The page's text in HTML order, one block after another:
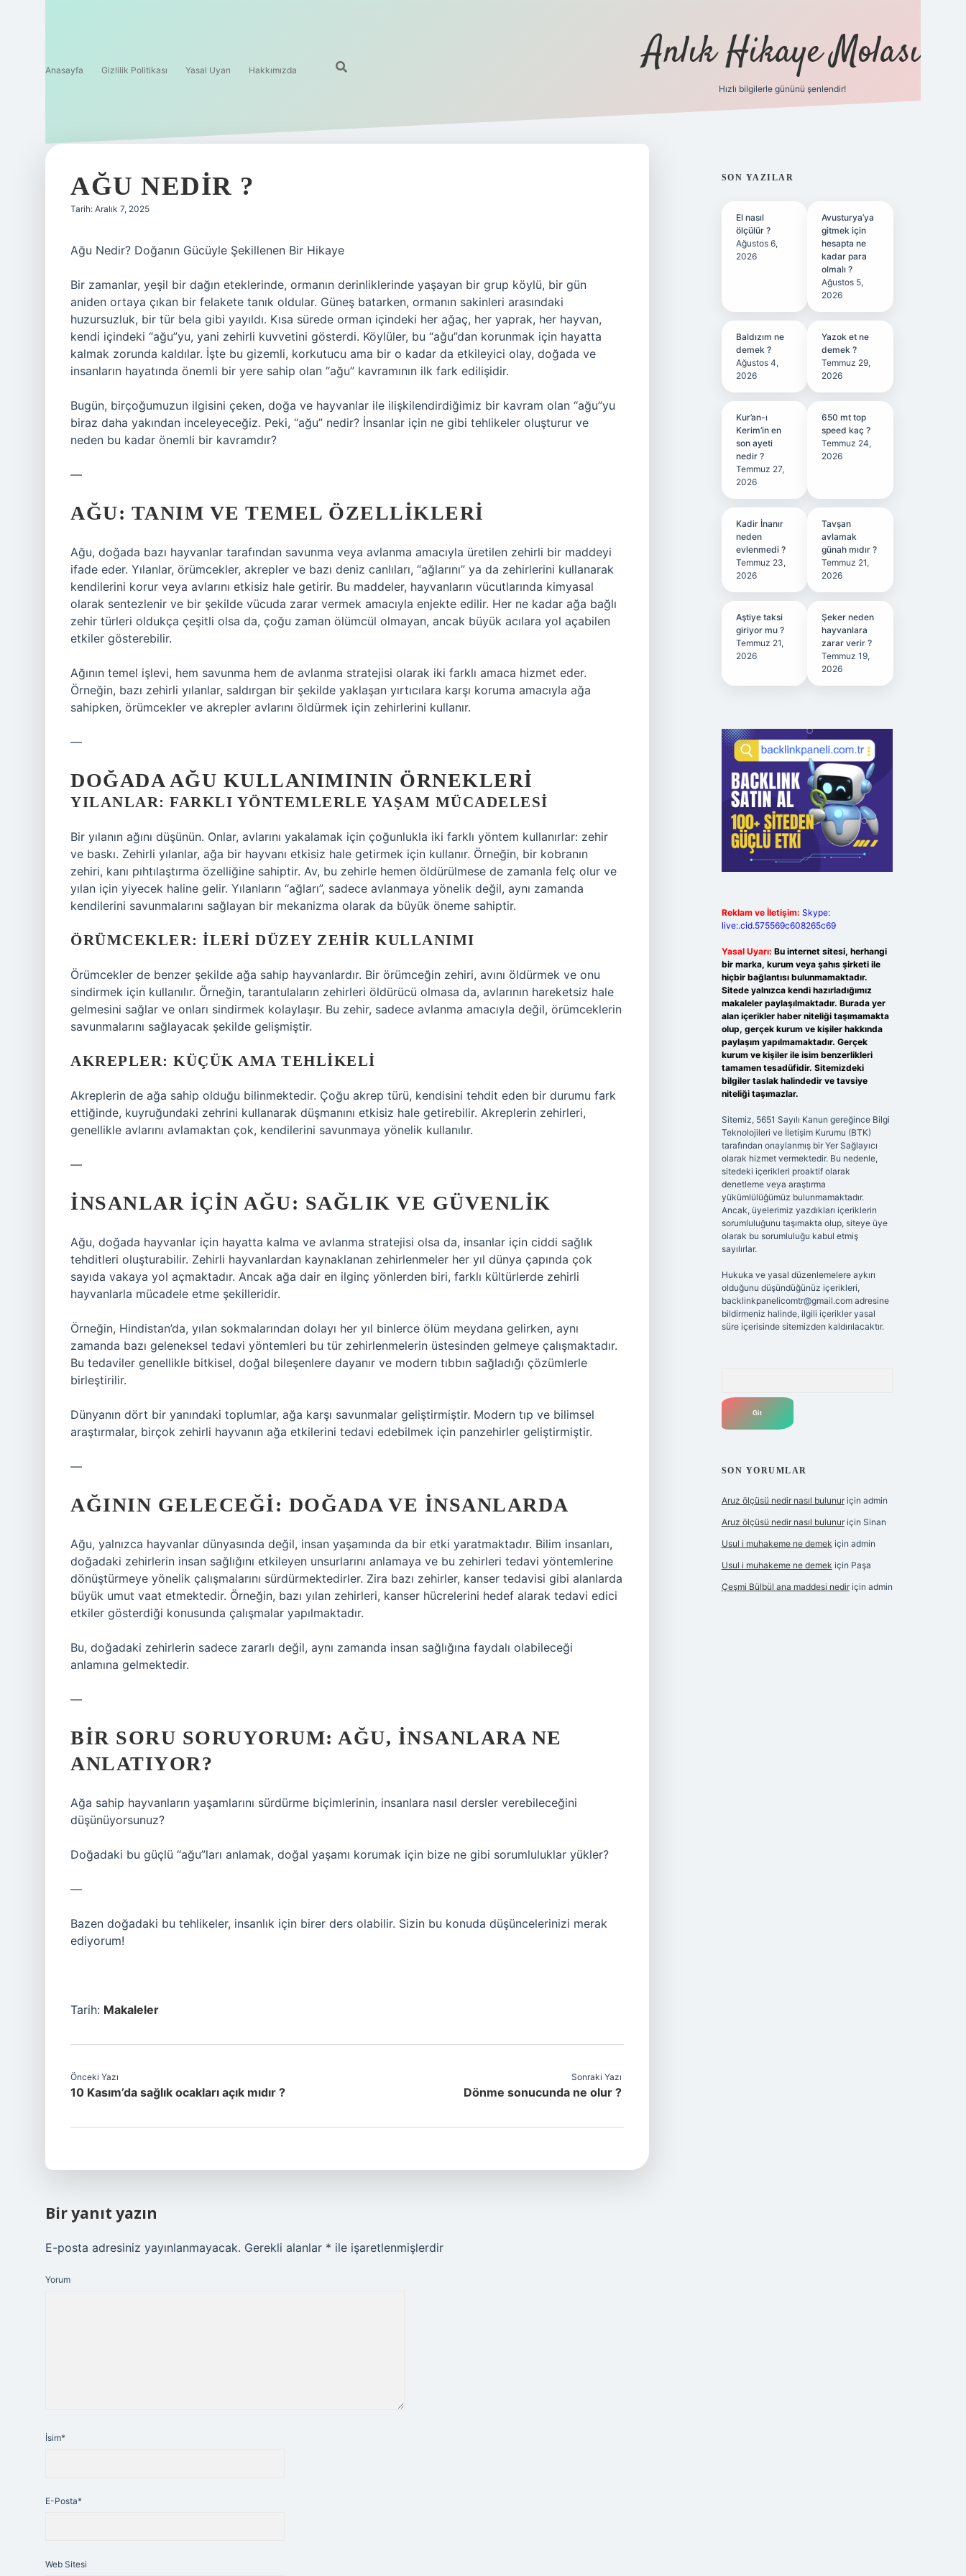
Anasayfa Gizlilik Politikası Yasal Uyarı Hakkımızda Anlık Hikaye Molası
Hızlı bilgilerle gününü şenlendir!
AĞU NEDIR ?
Tarih: Aralık 7, 2025
Ağu Nedir? Doğanın Gücüyle Şekillenen Bir Hikaye
Bir zamanlar, yeşil bir dağın eteklerinde, ormanın derinliklerinde yaşayan bir grup köylü, bir gün
aniden ortaya çıkan bir felakete tanık oldular. Güneş batarken, ormanın sakinleri arasındaki
huzursuzluk, bir tür bela gibi yayıldı. Kısa sürede orman içindeki her ağaç, her yaprak, her hayvan,
kendi içindeki “ağu”yu, yani zehirli kuvvetini gösterdi. Köylüler, bu “ağu”dan korunmak için hayatta
kalmak zorunda kaldılar. İşte bu gizemli, korkutucu ama bir o kadar da etkileyici olay, doğada ve
insanların hayatında önemli bir yere sahip olan “ağu” kavramının ilk fark edilişidir.
Bugün, birçoğumuzun ilgisini çeken, doğa ve hayvanlar ile ilişkilendirdiğimiz bir kavram olan “ağu”yu
biraz daha yakından inceleyeceğiz. Peki, “ağu” nedir? İnsanlar için ne gibi tehlikeler oluşturur ve
neden bu kadar önemli bir kavramdır?
—
AĞU: TANIM VE TEMEL ÖZELLIKLERI
Ağu, doğada bazı hayvanlar tarafından savunma veya avlanma amacıyla üretilen zehirli bir maddeyi
ifade eder. Yılanlar, örümcekler, akrepler ve bazı deniz canlıları, “ağlarını” ya da zehirlerini kullanarak
kendilerini korur veya avlarını etkisiz hale getirir. Bu maddeler, hayvanların vücutlarında kimyasal
olarak sentezlenir ve bir şekilde vücuda zarar vermek amacıyla enjekte edilir. Her ne kadar ağa bağlı
zehir türleri oldukça çeşitli olsa da, çoğu zaman ölümcül olmayan, ancak büyük acılara yol açabilen
etkiler gösterebilir.
Ağının temel işlevi, hem savunma hem de avlanma stratejisi olarak iki farklı amaca hizmet eder.
Örneğin, bazı zehirli yılanlar, saldırgan bir şekilde yaklaşan yırtıcılara karşı koruma amacıyla ağa
sahipken, örümcekler ve akrepler avlarını öldürmek için zehirlerini kullanır.
—
DOĞADA AĞU KULLANIMININ ÖRNEKLERI
YILANLAR: FARKLI YÖNTEMLERLE YAŞAM MÜCADELESI
Bir yılanın ağını düşünün. Onlar, avlarını yakalamak için çoğunlukla iki farklı yöntem kullanırlar: zehir
ve baskı. Zehirli yılanlar, ağa bir hayvanı etkisiz hale getirmek için kullanır. Örneğin, bir kobranın
zehiri, kanı pıhtılaştırma özelliğine sahiptir. Av, bu zehirle hemen öldürülmese de zamanla felç olur ve
yılan için yiyecek haline gelir. Yılanların “ağları”, sadece avlanmaya yönelik değil, aynı zamanda
kendilerini savunmalarını sağlayan bir mekanizma olarak da büyük öneme sahiptir.
ÖRÜMCEKLER: İLERI DÜZEY ZEHIR KULLANIMI
Örümcekler de benzer şekilde ağa sahip hayvanlardır. Bir örümceğin zehiri, avını öldürmek ve onu
sindirmek için kullanılır. Örneğin, tarantulaların zehirleri öldürücü olmasa da, avlarının hareketsiz hale
gelmesini sağlar ve onları sindirmek kolaylaşır. Bu zehir, sadece avlanma amacıyla değil, örümceklerin
savunmalarını sağlayacak şekilde gelişmiştir.
AKREPLER: KÜÇÜK AMA TEHLIKELI
Akreplerin de ağa sahip olduğu bilinmektedir. Çoğu akrep türü, kendisini tehdit eden bir durumu fark
ettiğinde, kuyruğundaki zehrini kullanarak düşmanını etkisiz hale getirebilir. Akreplerin zehirleri,
genellikle avlarını avlamaktan çok, kendilerini savunmaya yönelik kullanılır.
—
İNSANLAR İÇIN AĞU: SAĞLIK VE GÜVENLIK
Ağu, doğada hayvanlar için hayatta kalma ve avlanma stratejisi olsa da, insanlar için ciddi sağlık
tehditleri oluşturabilir. Zehirli hayvanlardan kaynaklanan zehirlenmeler her yıl dünya çapında çok
sayıda vakaya yol açmaktadır. Ancak ağa dair en ilginç yönlerden biri, farklı kültürlerde zehirli
hayvanlarla mücadele etme şekilleridir.
Örneğin, Hindistan’da, yılan sokmalarından dolayı her yıl binlerce ölüm meydana gelirken, aynı
zamanda bazı geleneksel tedavi yöntemleri bu tür zehirlenmelerin üstesinden gelmeye çalışmaktadır.
Bu tedaviler genellikle bitkisel, doğal bileşenlere dayanır ve modern tıbbın sağladığı çözümlerle
birleştirilir.
Dünyanın dört bir yanındaki toplumlar, ağa karşı savunmalar geliştirmiştir. Modern tıp ve bilimsel
araştırmalar, birçok zehirli hayvanın ağa etkilerini tedavi edebilmek için panzehirler geliştirmiştir.
—
AĞININ GELECEĞI: DOĞADA VE İNSANLARDA
Ağu, yalnızca hayvanlar dünyasında değil, insan yaşamında da bir etki yaratmaktadır. Bilim insanları,
doğadaki zehirlerin insan sağlığını etkileyen unsurlarını anlamaya ve bu zehirleri tedavi yöntemlerine
dönüştürmeye yönelik çalışmalarını sürdürmektedirler. Zira bazı zehirler, kanser tedavisi gibi alanlarda
büyük umut vaat etmektedir. Örneğin, bazı yılan zehirleri, kanser hücrelerini hedef alarak tedavi edici
etkiler gösterdiği konusunda çalışmalar yapılmaktadır.
Bu, doğadaki zehirlerin sadece zararlı değil, aynı zamanda insan sağlığına faydalı olabileceği
anlamına gelmektedir.
—
BIR SORU SORUYORUM: AĞU, İNSANLARA NE
ANLATIYOR?
Ağa sahip hayvanların yaşamlarını sürdürme biçimlerinin, insanlara nasıl dersler verebileceğini
düşünüyorsunuz?
Doğadaki bu güçlü “ağu”ları anlamak, doğal yaşamı korumak için bize ne gibi sorumluluklar yükler?
—
Bazen doğadaki bu tehlikeler, insanlık için birer ders olabilir. Sizin bu konuda düşüncelerinizi merak
ediyorum!
Tarih: Makaleler
Önceki Yazı
10 Kasım’da sağlık ocakları açık mıdır ?
Sonraki Yazı
Dönme sonucunda ne olur ?
Bir yanıt yazın
E-posta adresiniz yayınlanmayacak. Gerekli alanlar * ile işaretlenmişlerdir
Yorum
İsim*
E-Posta*
Web Sitesi
SIDEBAR
SON YAZILAR
El nasıl
ölçülür ?
Ağustos 6,
2026
Avusturya’ya
gitmek için
hesapta ne
kadar para
olmalı ?
Ağustos 5,
2026
Baldızım ne
demek ?
Ağustos 4,
2026
Yazok et ne
demek ?
Temmuz 29,
2026
Kur’an-ı
Kerim’in en
son ayeti
nedir ?
Temmuz 27,
2026
650 mt top
speed kaç ?
Temmuz 24,
2026
Kadir İnanır
neden
evlenmedi ?
Temmuz 23,
2026
Tavşan
avlamak
günah mıdır ?
Temmuz 21,
2026
Aştiye taksi
giriyor mu ?
Temmuz 21,
2026
Şeker neden
hayvanlara
zarar verir ?
Temmuz 19,
2026
Reklam ve İletişim: Skype:
live:.cid.575569c608265c69
Yasal Uyarı: Bu internet sitesi, herhangi
bir marka, kurum veya şahıs şirketi ile
hiçbir bağlantısı bulunmamaktadır.
Sitede yalnızca kendi hazırladığımız
makaleler paylaşılmaktadır. Burada yer
alan içerikler haber niteliği taşımamakta
olup, gerçek kurum ve kişiler hakkında
paylaşım yapılmamaktadır. Gerçek
kurum ve kişiler ile isim benzerlikleri
tamamen tesadüfidir. Sitemizdeki
bilgiler taslak halindedir ve tavsiye
niteliği taşımazlar.
Sitemiz, 5651 Sayılı Kanun gereğince Bilgi
Teknolojileri ve İletişim Kurumu (BTK)
tarafından onaylanmış bir Yer Sağlayıcı
olarak hizmet vermektedir. Bu nedenle,
sitedeki içerikleri proaktif olarak
denetleme veya araştırma
yükümlülüğümüz bulunmamaktadır.
Ancak, üyelerimiz yazdıkları içeriklerin
sorumluluğunu taşımakta olup, siteye üye
olarak bu sorumluluğu kabul etmiş
sayılırlar.
Hukuka ve yasal düzenlemelere aykırı
olduğunu düşündüğünüz içerikleri,
backlinkpanelicomtr@gmail.comadresine
bildirmeniz halinde, ilgili içerikler yasal
süre içerisinde sitemizden kaldırılacaktır.
SON YORUMLAR
Aruz ölçüsü nedir nasıl bulunuriçin admin
Aruz ölçüsü nedir nasıl bulunuriçin Sinan
Usul i muhakeme ne demek için admin
Usul i muhakeme ne demek için Paşa
Çeşmi Bülbül ana maddesi nediriçin admin